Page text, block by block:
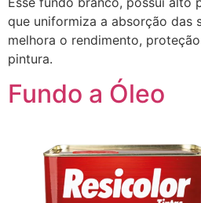
que uniformiza a absorção das
melhora o rendimento,
pintura.
Fundo a Óleo